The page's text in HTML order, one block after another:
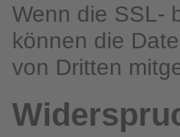
Wenn die SSL-
können die
von Dritten